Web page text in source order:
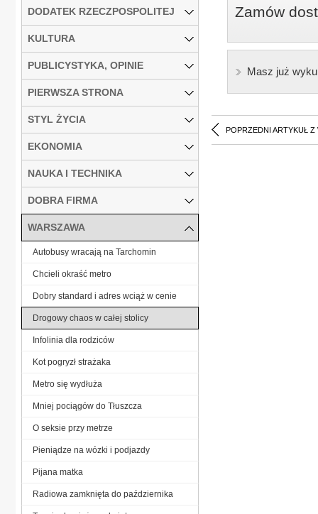
Zamów
Masz już
POPRZEDNI ARTYKUŁ Z
DODATEK RZECZPOSPOLITEJ
KULTURA
PUBLICYSTYKA, OPINIE
PIERWSZA STRONA
STYL ŻYCIA
EKONOMIA
NAUKA I TECHNIKA
DOBRA FIRMA
WARSZAWA
Autobusy wracają na Tarchomin
Chcieli okraść metro
Dobry standard i adres wciąż w cenie
Drogowy chaos w całej stolicy
Infolinia dla rodziców
Kot pogryzł strażaka
Metro się wydłuża
Mniej pociągów do Tłuszcza
O seksie przy metrze
Pieniądze na wózki i podjazdy
Pijana matka
Radiowa zamknięta do października